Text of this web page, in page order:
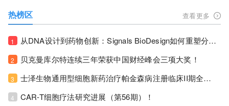
热榜区 查看更多
1 从DNA设计到药物创新：Signals BioDesign如何重塑分子生物学研发生态！
2 贝克曼库尔特连续三年荣获中国财经峰会三项大奖！
3 士泽生物通用型细胞新药治疗帕金森病注册临床II期全部入组完成！
4 CAR-T细胞疗法研究进展（第56期）！